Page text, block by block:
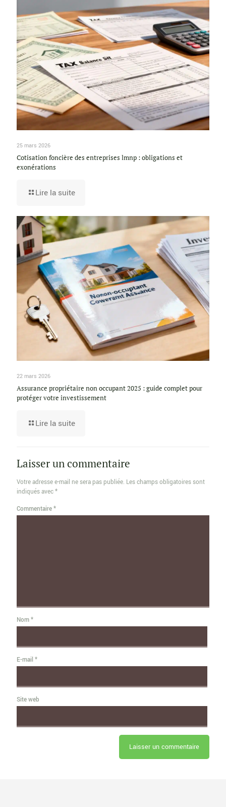
25 mars 2026
Cotisation foncière des entreprises lmnp : obligations et
exonérations
Lire la suite
22 mars 2026
Assurance propriétaire non occupant 2025 : guide complet pour
protéger votre investissement
Lire la suite
Laisser un commentaire
Votre adresse e-mail ne sera pas publiée. Les champs obligatoires sont
indiqués avec*
Commentaire*
Nom*
E-mail *
Site web